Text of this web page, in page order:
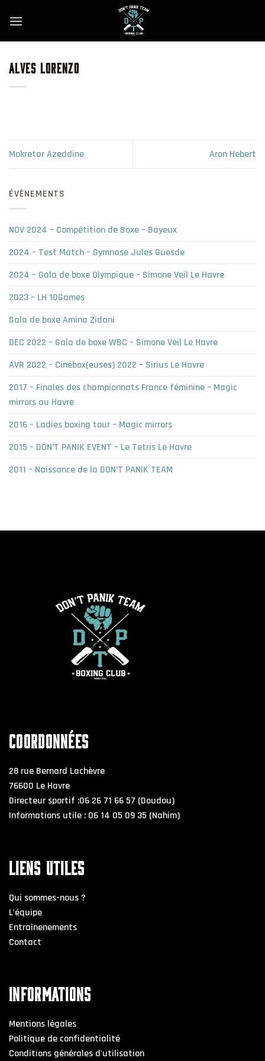
ALVES LORENZO
Mokretar Azeddine Aron Hebert
ÉVÈNEMENTS
NOV 2024 – Compétition de Boxe – Bayeux
2024 – Test Match – Gymnase Jules Guesde
2024 – Gala de boxe Olympique – Simone Veil Le Havre
2023 – LH 10Games
Gala de boxe Amina Zidani
DEC 2022 – Gala de boxe WBC – Simone Veil Le Havre
AVR 2022 – Cinébox(euses) 2022 – Sirius Le Havre
2017 – Finales des championnats France féminine – Magic
mirrors au Havre
2016 – Ladies boxing tour – Magic mirrors
2015 – DON’T PANIK EVENT – Le Tetris Le Havre
2011 – Naissance de la DON’T PANIK TEAM
COORDONNÉES
28 rue Bernard Lachèvre
76600 Le Havre
Directeur sportif :06 26 71 66 57 (Doudou)
Informations utile : 06 14 05 09 35 (Nahim)
LIENS UTILES
Qui sommes-nous ?
L'équipe
Entraînenements
Contact
INFORMATIONS
Mentions légales
Politique de confidentialité
Conditions générales d'utilisation